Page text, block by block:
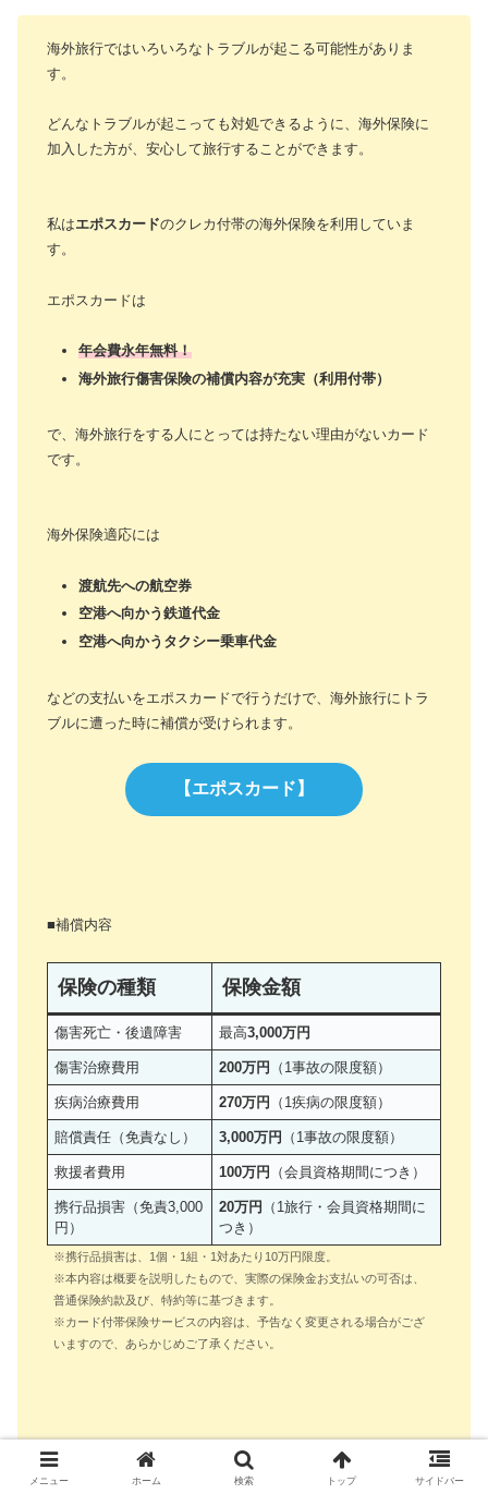
海外旅行ではいろいろなトラブルが起こる可能性がありま
す。
どんなトラブルが起こっても対処できるように、海外保険に
加入した方が、安心して旅行することができます。
私はエポスカードのクレカ付帯の海外保険を利用していま
す。
エポスカードは
年会費永年無料！
海外旅行傷害保険の補償内容が充実（利用付帯）
で、海外旅行をする人にとっては持たない理由がないカード
です。
海外保険適応には
渡航先への航空券
空港へ向かう鉄道代金
空港へ向かうタクシー乗車代金
などの支払いをエポスカードで行うだけで、海外旅行にトラ
ブルに遭った時に補償が受けられます。
【エポスカード】
■補償内容
保険の種類 保険金額
傷害死亡・後遺障害 最高3,000万円
傷害治療費用 200万円 （1事故の限度額）
疾病治療費用 270万円 （1疾病の限度額）
賠償責任（免責なし） 3,000万円 （1事故の限度額）
救援者費用 100万円 （会員資格期間につき）
携行品損害（免責3,000
円）
20万円
（1旅行・会員資格期間に
つき）
※携行品損害は、1個・1組・1対あたり10万円限度。
※本内容は概要を説明したもので、実際の保険金お支払いの可否は、
普通保険約款及び、特約等に基づきます。
※カード付帯保険サービスの内容は、予告なく変更される場合がござ
いますので、あらかじめご了承ください。
年会費無料で海外トラブル時の補償をしてくれるので、心強
いお守りです。
メニュー ホーム 検索 トップ サイドバー